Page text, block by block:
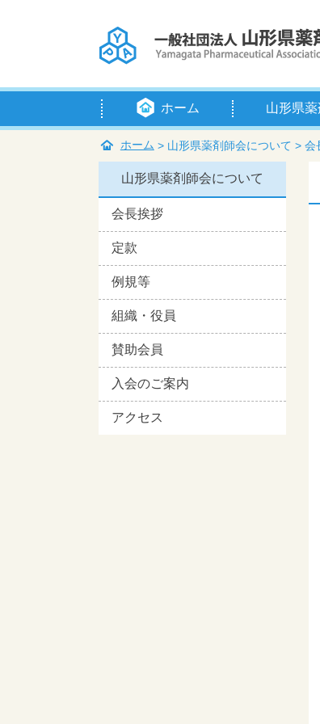
ホーム 山形県
会長挨拶
定款
例規等
組織・役員
賛助会員
入会のご案
アクセス
ホーム > 山形県薬剤師会について > 会
山形県薬剤師会について
会長挨拶
定款
例規等
組織・役員
賛助会員
入会のご案内
アクセス